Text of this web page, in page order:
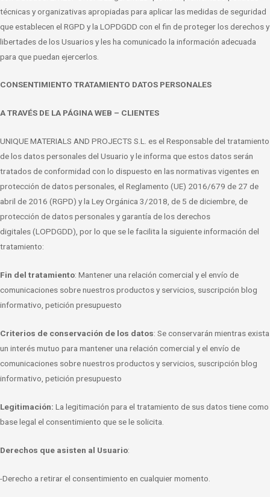
técnicas y organizativas apropiadas para aplicar las medidas de seguridad
que establecen el RGPD y la LOPDGDD con el fin de proteger los derechos y
libertades de los Usuarios y les ha comunicado la información adecuada
para que puedan ejercerlos.
CONSENTIMIENTO TRATAMIENTO DATOS PERSONALES
A TRAVÉS DE LA PÁGINA WEB – CLIENTES
UNIQUE MATERIALS AND PROJECTS S.L. es el Responsable del tratamiento
de los datospersonales del Usuario y le informa que estos datos serán
tratados de conformidad con lo dispuesto en las normativas vigentes en
protección de datos personales, el Reglamento (UE) 2016/679 de 27 de
abril de 2016 (RGPD) y la Ley Orgánica 3/2018, de 5 de diciembre, de
protección de datos personales y garantía de los derechos
digitales(LOPDGDD), por lo que se le facilita la siguiente información del
tratamiento:
Fin del tratamiento: Mantener una relación comercial y el envío de
comunicaciones sobre nuestros productos y servicios, suscripción blog
informativo, petición presupuesto
Criterios de conservación de los datos: Se conservarán mientras exista
un interésmutuo para mantener una relación comercial y el envío de
comunicaciones sobrenuestros productos y servicios, suscripción blog
informativo, petición presupuesto
Legitimación: La legitimación para el tratamiento de sus datos tiene como
base legal el consentimiento que se le solicita.
Derechos que asisten al Usuario:
-Derecho a retirar el consentimiento en cualquier momento.